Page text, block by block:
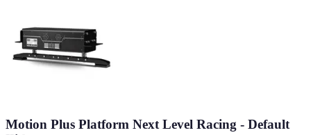
Motion Plus Platform Next Level Racing - Default